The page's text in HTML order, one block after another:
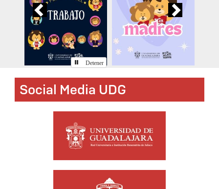
Detener
Social Media UDG